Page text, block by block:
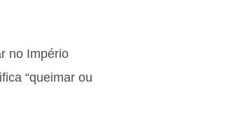
no Império
“queimar ou